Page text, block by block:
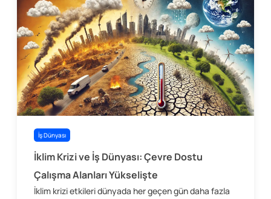
İş Dünyası
İklim Krizi ve İş Dünyası: Çevre Dostu
Çalışma Alanları Yükselişte
İklim krizi etkileri dünyada her geçen gün daha fazla